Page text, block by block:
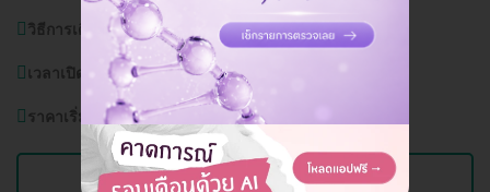
วิธีการเดินทาง:BTS อุดมสุข
เวลาเปิดบริการ:วันจัทน์-อาทิตย์ (ทุกวัน) 11.00-20.00 น.
ราคาเริ่มต้นที่2,000 บาท
ดูข้อมูลคลินิก